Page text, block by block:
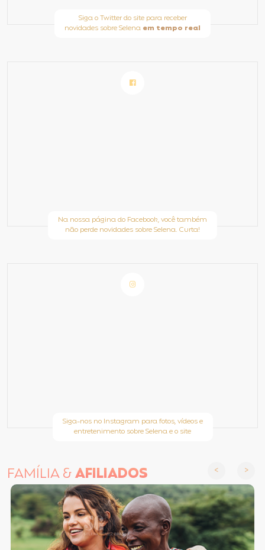
Siga o Twitter do site para receber
novidades sobre Selena em tempo real
Na nossa página do Facebook, você também
não perde novidades sobre Selena. Curta!
Siga-nos no Instagram para fotos, vídeos e
entretenimento sobre Selena e o site
FAMÍLIA &AFILIADOS